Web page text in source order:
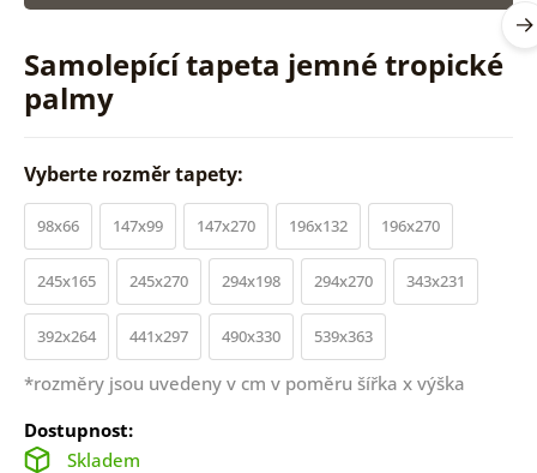
Samolepící tapeta jemné tropické
palmy
Vyberte rozměr tapety:
98x66 147x99 147x270 196x132 196x270
245x165 245x270 294x198 294x270 343x231
392x264 441x297 490x330 539x363
*rozměry jsou uvedeny v cm v poměru šířka x výška
Dostupnost:
Skladem